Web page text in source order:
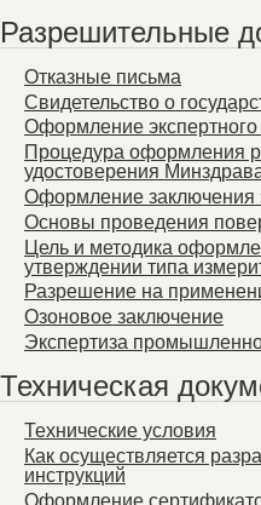
Разрешительные
Отказные письма
Свидетельство о
Оформление экспертного
Процедура оформления
удостоверения
Оформление заключения
Основы проведения
Цель и методика
утверждении типа
Разрешение на
Озоновое заключение
Экспертиза
Техническая
Технические условия
Как осуществляется
инструкций
Оформление